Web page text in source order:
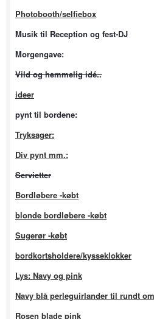
Photobooth/selfiebox
Musik til Reception og fest-DJ
Morgengave:
Vild og hemmelig idé..
ideer
pynt til bordene:
Tryksager:
Div pynt mm.:
Servietter
Bordløbere -købt
blonde bordløbere -købt
Sugerør -købt
bordkortsholdere/kysseklokker
Lys: Navy og pink
Navy blå perleguirlander til rundt
Rosen blade pink